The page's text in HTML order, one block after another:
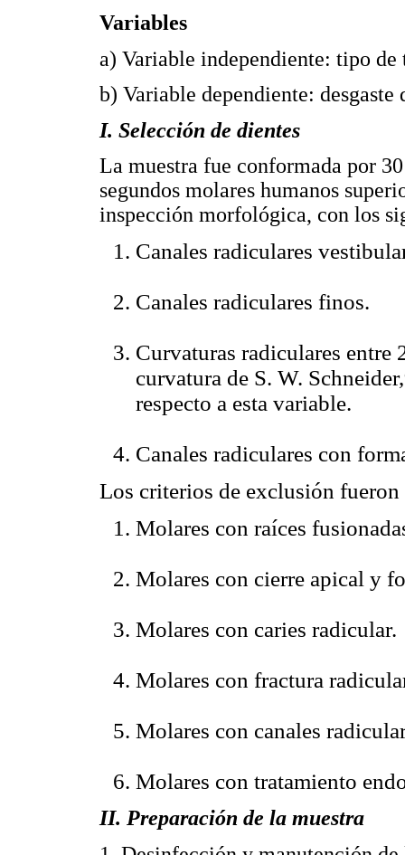
Variables
a) Variable independiente: tipo de
b) Variable dependiente: desgaste
I. Selección de dientes
La muestra fue conformada por
segundos molares humanos
inspección morfológica, con los
Canales radiculares
Canales radiculares finos.
Curvaturas radiculares entre
curvatura de S. W.
respecto a esta variable.
Canales radiculares con
Los criterios de exclusión
Molares con raíces
Molares con cierre apical y
Molares con caries radicular.
Molares con fractura
Molares con canales
Molares con tratamiento
II. Preparación de la muestra